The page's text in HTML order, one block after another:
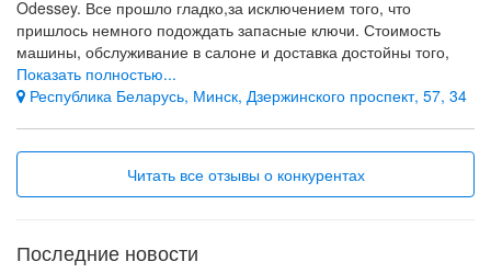
Odessey. Все прошло гладко,за исключением того, что
пришлось немного подождать запасные ключи. Стоимость
машины, обслуживание в салоне и доставка достойны того,
чтобы рекомендовать знакомым и друзьям!
Обслуживание,доставка,цена
Пришлось ждать запасные ключи
Показать полностью...
Республика Беларусь, Минск, Дзержинского проспект, 57, 34
Читать все отзывы о конкурентах
Последние новости